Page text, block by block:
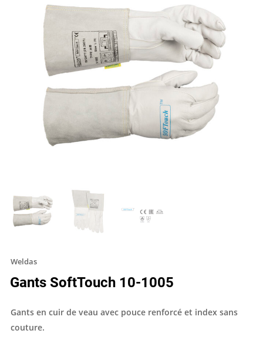
Weldas
Gants SoftTouch 10-1005
Gants en cuir de veau avec pouce renforcé et index sans
couture.